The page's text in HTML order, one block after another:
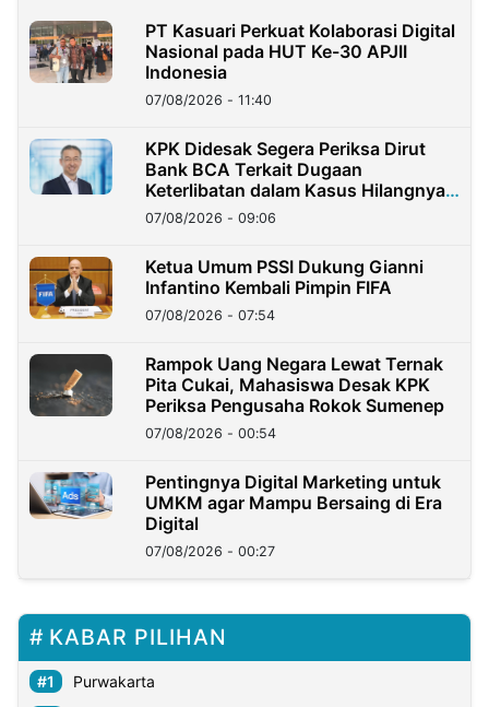
PT Kasuari Perkuat Kolaborasi Digital
Nasional pada HUT Ke-30 APJII
Indonesia
07/08/2026 - 11:40
KPK Didesak Segera Periksa Dirut
Bank BCA Terkait Dugaan
Keterlibatan dalam Kasus Hilangnya
Dana Nasabah Rp2,58 Miliar
07/08/2026 - 09:06
Ketua Umum PSSI Dukung Gianni
Infantino Kembali Pimpin FIFA
07/08/2026 - 07:54
Rampok Uang Negara Lewat Ternak
Pita Cukai, Mahasiswa Desak KPK
Periksa Pengusaha Rokok Sumenep
07/08/2026 - 00:54
Pentingnya Digital Marketing untuk
UMKM agar Mampu Bersaing di Era
Digital
07/08/2026 - 00:27
KABAR PILIHAN
Purwakarta